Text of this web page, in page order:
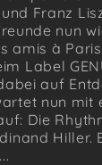
Franz
nun
amis à
Label
auf
nun mit
Die
Hiller.